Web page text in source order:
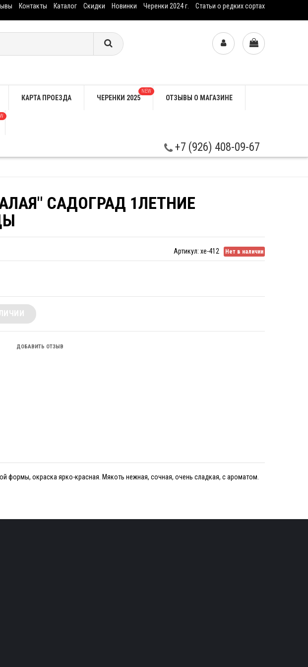
Контакты Каталог Скидки Новинки Черенки 2024 г. Статьи о редких сортах
КАРТА ПРОЕЗДА ЧЕРЕНКИ 2025
NEW
ОТЗЫВЫ О МАГАЗИНЕ
+7 (926) 408-09-67
САДОГРАД 1ЛЕТНИЕ
Нет в наличии
Артикул: xe-412
ДОБАВИТЬ ОТЗЫВ
формы, окраска ярко-красная. Мякоть нежная, сочная, очень сладкая, с ароматом.